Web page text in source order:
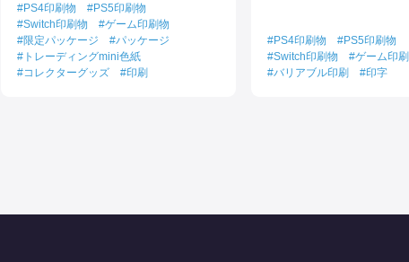
PS4印刷物
PS5印刷物
Switch印刷物
ゲーム印刷物
限定パッケージ
パッケージ
トレーディングmini色紙
コレクターグッズ
印刷
PS4印刷物
PS5印刷物
Switch印刷物
ゲーム印
バリアブル印刷
印字